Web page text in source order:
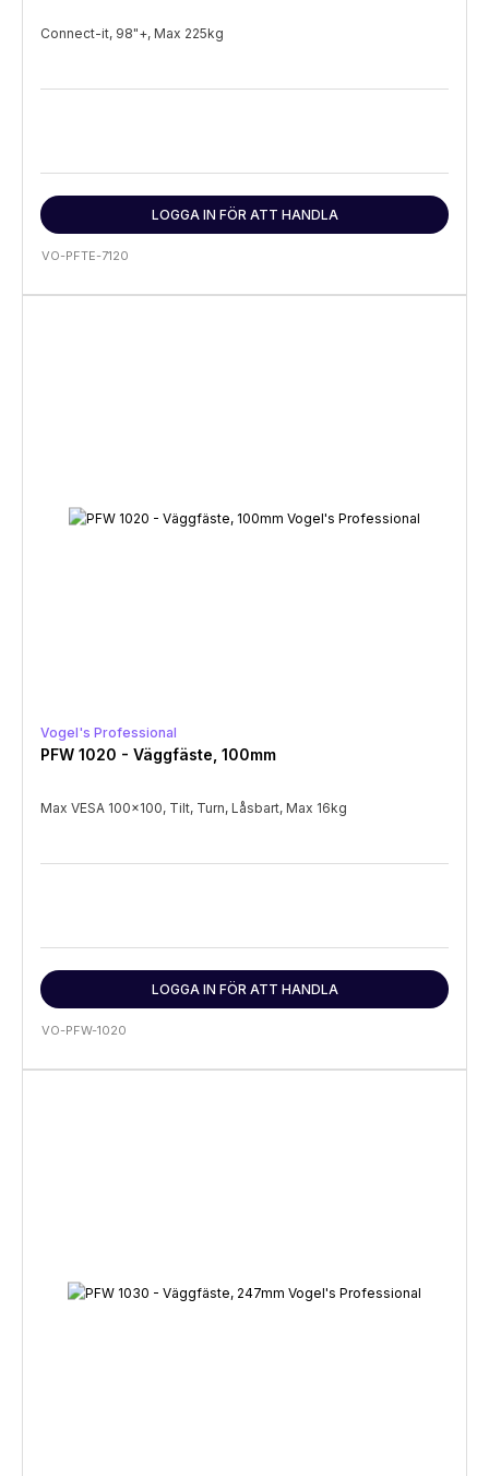
Connect-it, 98"+, Max 225kg
LOGGA IN FÖR ATT HANDLA
VO-PFTE-7120
Vogel's Professional
PFW 1020 - Väggfäste, 100mm
Max VESA 100x100, Tilt, Turn, Låsbart, Max 16kg
LOGGA IN FÖR ATT HANDLA
VO-PFW-1020